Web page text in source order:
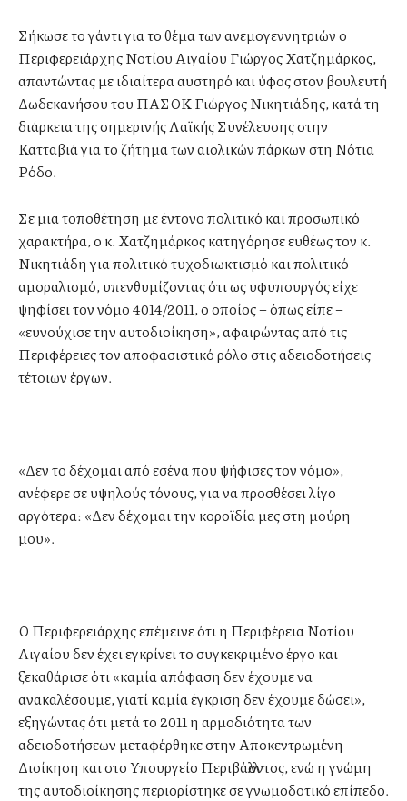
Σήκωσε το γάντι για το θέμα των ανεμογεννητριών ο
Περιφερειάρχης Νοτίου Αιγαίου Γιώργος Χατζημάρκος,
απαντώντας με ιδιαίτερα αυστηρό και ύφος στον βουλευτή
Δωδεκανήσου του ΠΑΣΟΚ Γιώργος Νικητιάδης, κατά τη
διάρκεια της σημερινής Λαϊκής Συνέλευσης στην
Κατταβιά για το ζήτημα των αιολικών πάρκων στη Νότια
Ρόδο.
Σε μια τοποθέτηση με έντονο πολιτικό και προσωπικό
χαρακτήρα, ο κ. Χατζημάρκος κατηγόρησε ευθέως τον κ.
Νικητιάδη για πολιτικό τυχοδιωκτισμό και πολιτικό
αμοραλισμό, υπενθυμίζοντας ότι ως υφυπουργός είχε
ψηφίσει τον νόμο 4014/2011, ο οποίος – όπως είπε –
«ευνούχισε την αυτοδιοίκηση», αφαιρώντας από τις
Περιφέρειες τον αποφασιστικό ρόλο στις αδειοδοτήσεις
τέτοιων έργων.
«Δεν το δέχομαι από εσένα που ψήφισες τον νόμο»,
ανέφερε σε υψηλούς τόνους, για να προσθέσει λίγο
αργότερα: «Δεν δέχομαι την κοροϊδία μες στη μούρη
μου».
Ο Περιφερειάρχης επέμεινε ότι η Περιφέρεια Νοτίου
Αιγαίου δεν έχει εγκρίνει το συγκεκριμένο έργο και
ξεκαθάρισε ότι «καμία απόφαση δεν έχουμε να
ανακαλέσουμε, γιατί καμία έγκριση δεν έχουμε δώσει»,
εξηγώντας ότι μετά το 2011 η αρμοδιότητα των
αδειοδοτήσεων μεταφέρθηκε στην Αποκεντρωμένη
Διοίκηση και στο Υπουργείο Περιβάλλοντος, ενώ η γνώμη
της αυτοδιοίκησης περιορίστηκε σε γνωμοδοτικό επίπεδο.